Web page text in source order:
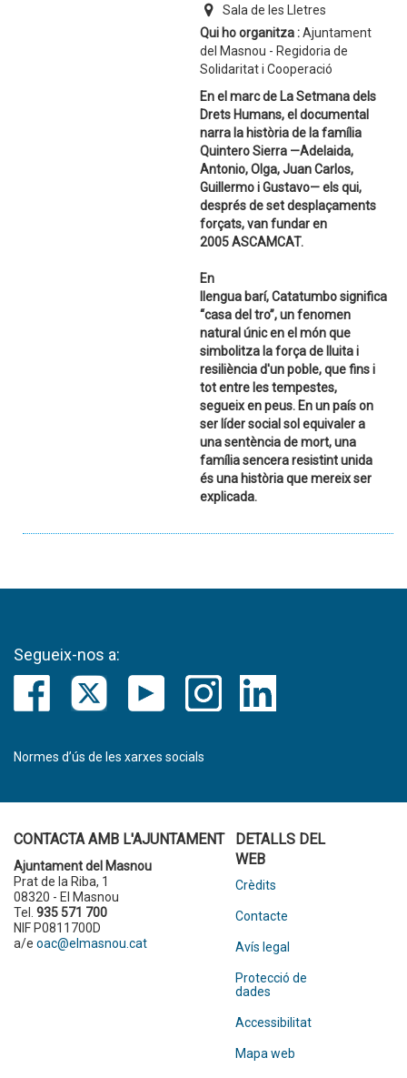
Sala de les Lletres
Qui ho organitza :Ajuntament
del Masnou - Regidoria de
Solidaritat i Cooperació
En el marc de La Setmana dels
Drets Humans, el documental
narra la història de la família
Quintero Sierra —Adelaida,
Antonio, Olga, Juan Carlos,
Guillermo i Gustavo— els qui,
després de set desplaçaments
forçats, van fundar en
2005 ASCAMCAT.
En
llengua barí, Catatumbo significa
“casa del tro”, un fenomen
natural únic en el món que
simbolitza la força de lluita i
resiliència d'un poble, que fins i
tot entre les tempestes,
segueix en peus. En un país on
ser líder social sol equivaler a
una sentència de mort, una
família sencera resistint unida
és una història que mereix ser
explicada.
Segueix-nos a:
Normes d’ús de les xarxes socials
CONTACTA AMB L'AJUNTAMENT
Ajuntament del Masnou
Prat de la Riba, 1
08320 - El Masnou
Tel. 935 571 700
NIF P0811700D
a/e oac@elmasnou.cat
DETALLS DEL
WEB
Crèdits
Contacte
Avís legal
Protecció de
dades
Accessibilitat
Mapa web